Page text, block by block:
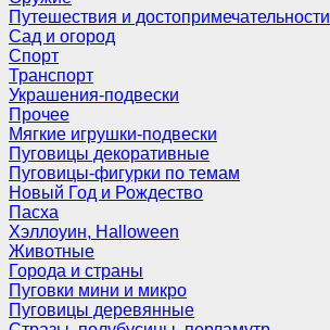
Путешествия и достопримечательности
Сад и огород
Спорт
Транспорт
Украшения-подвески
Прочее
Мягкие игрушки-подвески
Пуговицы декоративные
Пуговицы-фигурки по темам
Новый Год и Рождество
Пасха
Хэллоуин, Halloween
Животные
Города и страны
Пуговки мини и микро
Пуговицы деревянные